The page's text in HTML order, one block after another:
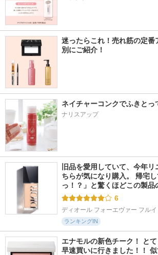
迷ったらこれ！売れ筋の定番
別にご紹介！
ネイチャーコンクでふきと
ナリスアップ
旧品を愛用していて、今年リ
ちらが気になり購入。 帰宅
っ！？」と驚くほどこの製
6
ディオール フォーエヴァー フル
ランキングIN
エナモルの新色チーク！ と
早速買いに行きました！！